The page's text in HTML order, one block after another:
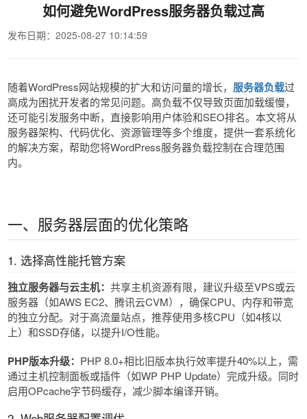
如何避免WordPress服务器负载过高
发布日期：2025-08-27 10:14:59
随着WordPress网站规模的扩大和访问量的增长， 服务器负载过
高成为困扰开发者的常见问题。高负载不仅导致页面加载缓慢，
还可能引发服务中断，直接影响用户体验和SEO排名。本文将从
服务器架构、代码优化、资源管理等多个维度，提供一套系统化
的解决方案，帮助您将WordPress服务器负载控制在合理范围
内。
一、服务器层面的优化策略
1. 选择高性能托管方案
独立服务器与云主机​​： 共享主机资源有限，建议升级至VPS或云
服务器（如AWS EC2、腾讯云CVM），确保CPU、内存和带宽
的独立分配。对于高流量站点，推荐使用多核CPU（如4核以
上）和SSD存储，以提升I/O性能。
PHP版本升级​​： PHP 8.0+相比旧版本执行效率提升40%以上，需
通过主机控制面板或插件（如WP PHP Update）完成升级。同时
启用OPcache字节码缓存，减少脚本编译开销。